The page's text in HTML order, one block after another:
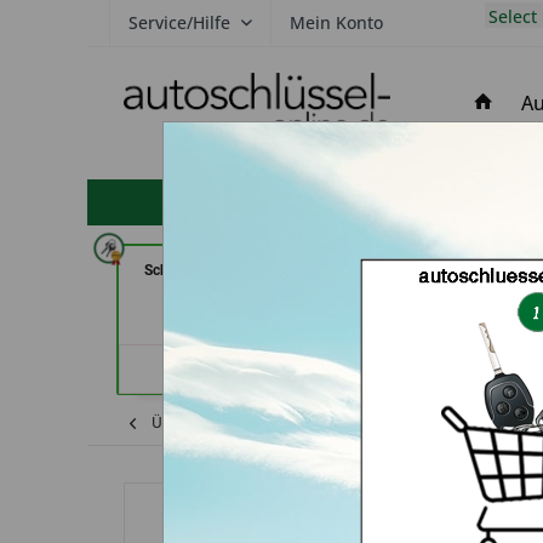
Service/Hilfe Mein Konto Select
hohe Kundenzufriedenheit
Schlüsseldienst Possienke (in
Aba
Sicherheitstechnik
Übersicht Opel Autoschlüssel